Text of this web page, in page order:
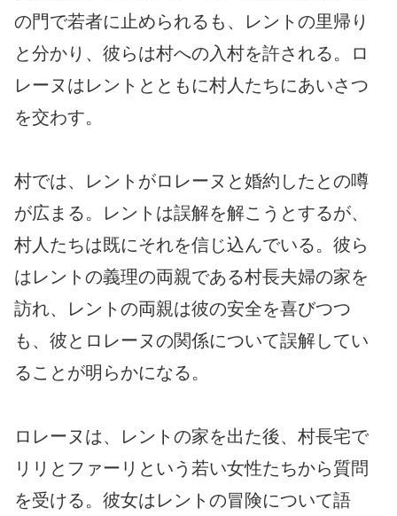
の門で若者に止められるも、レントの里帰り
と分かり、彼らは村への入村を許される。ロ
レーヌはレントとともに村人たちにあいさつ
を交わす。
村では、レントがロレーヌと婚約したとの噂
が広まる。レントは誤解を解こうとするが、
村人たちは既にそれを信じ込んでいる。彼ら
はレントの義理の両親である村長夫婦の家を
訪れ、レントの両親は彼の安全を喜びつつ
も、彼とロレーヌの関係について誤解してい
ることが明らかになる。
ロレーヌは、レントの家を出た後、村長宅で
リリとファーリという若い女性たちから質問
を受ける。彼女はレントの冒険について語